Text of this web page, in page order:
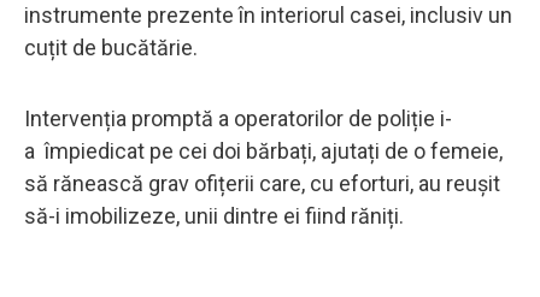
instrumente prezente în interiorul casei, inclusiv un
cuțit de bucătărie.
Intervenția promptă a operatorilor de poliție i-
a împiedicat pe cei doi bărbați, ajutați de o femeie,
să rănească grav ofițerii care, cu eforturi, au reușit
să-i imobilizeze, unii dintre ei fiind răniți.